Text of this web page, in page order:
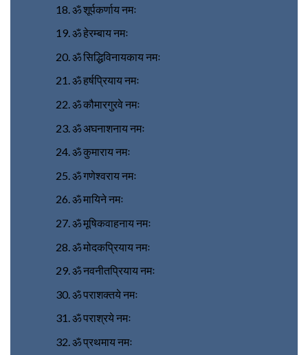
ॐ शूर्पकर्णाय नमः
ॐ हेरम्बाय नमः
ॐ सिद्धिविनायकाय नमः
ॐ हर्षप्रियाय नमः
ॐ कौमारगुरवे नमः
ॐ अघनाशनाय नमः
ॐ कुमाराय नमः
ॐ गणेश्वराय नमः
ॐ मायिने नमः
ॐ मूषिकवाहनाय नमः
ॐ मोदकप्रियाय नमः
ॐ नवनीतप्रियाय नमः
ॐ पराशक्तये नमः
ॐ पराश्रये नमः
ॐ प्रथमाय नमः